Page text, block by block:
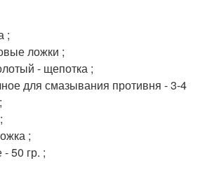
;
ложки ;
- щепотка ;
для смазывания противня - 3-4
;
50 гр. ;